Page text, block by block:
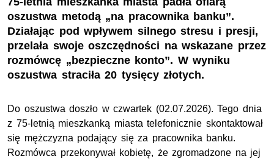
oszustwa metodą „na pracownika banku”.
Działając pod wpływem silnego stresu i presji,
przelała swoje oszczędności na wskazane przez
rozmówcę „bezpieczne konto”. W wyniku
oszustwa straciła 20 tysięcy złotych.
Do oszustwa doszło w czwartek (02.07.2026). Tego dnia
z 75-letnią mieszkanką miasta telefonicznie skontaktował
się mężczyzna podający się za pracownika banku.
Rozmówca przekonywał kobietę, że zgromadzone na jej